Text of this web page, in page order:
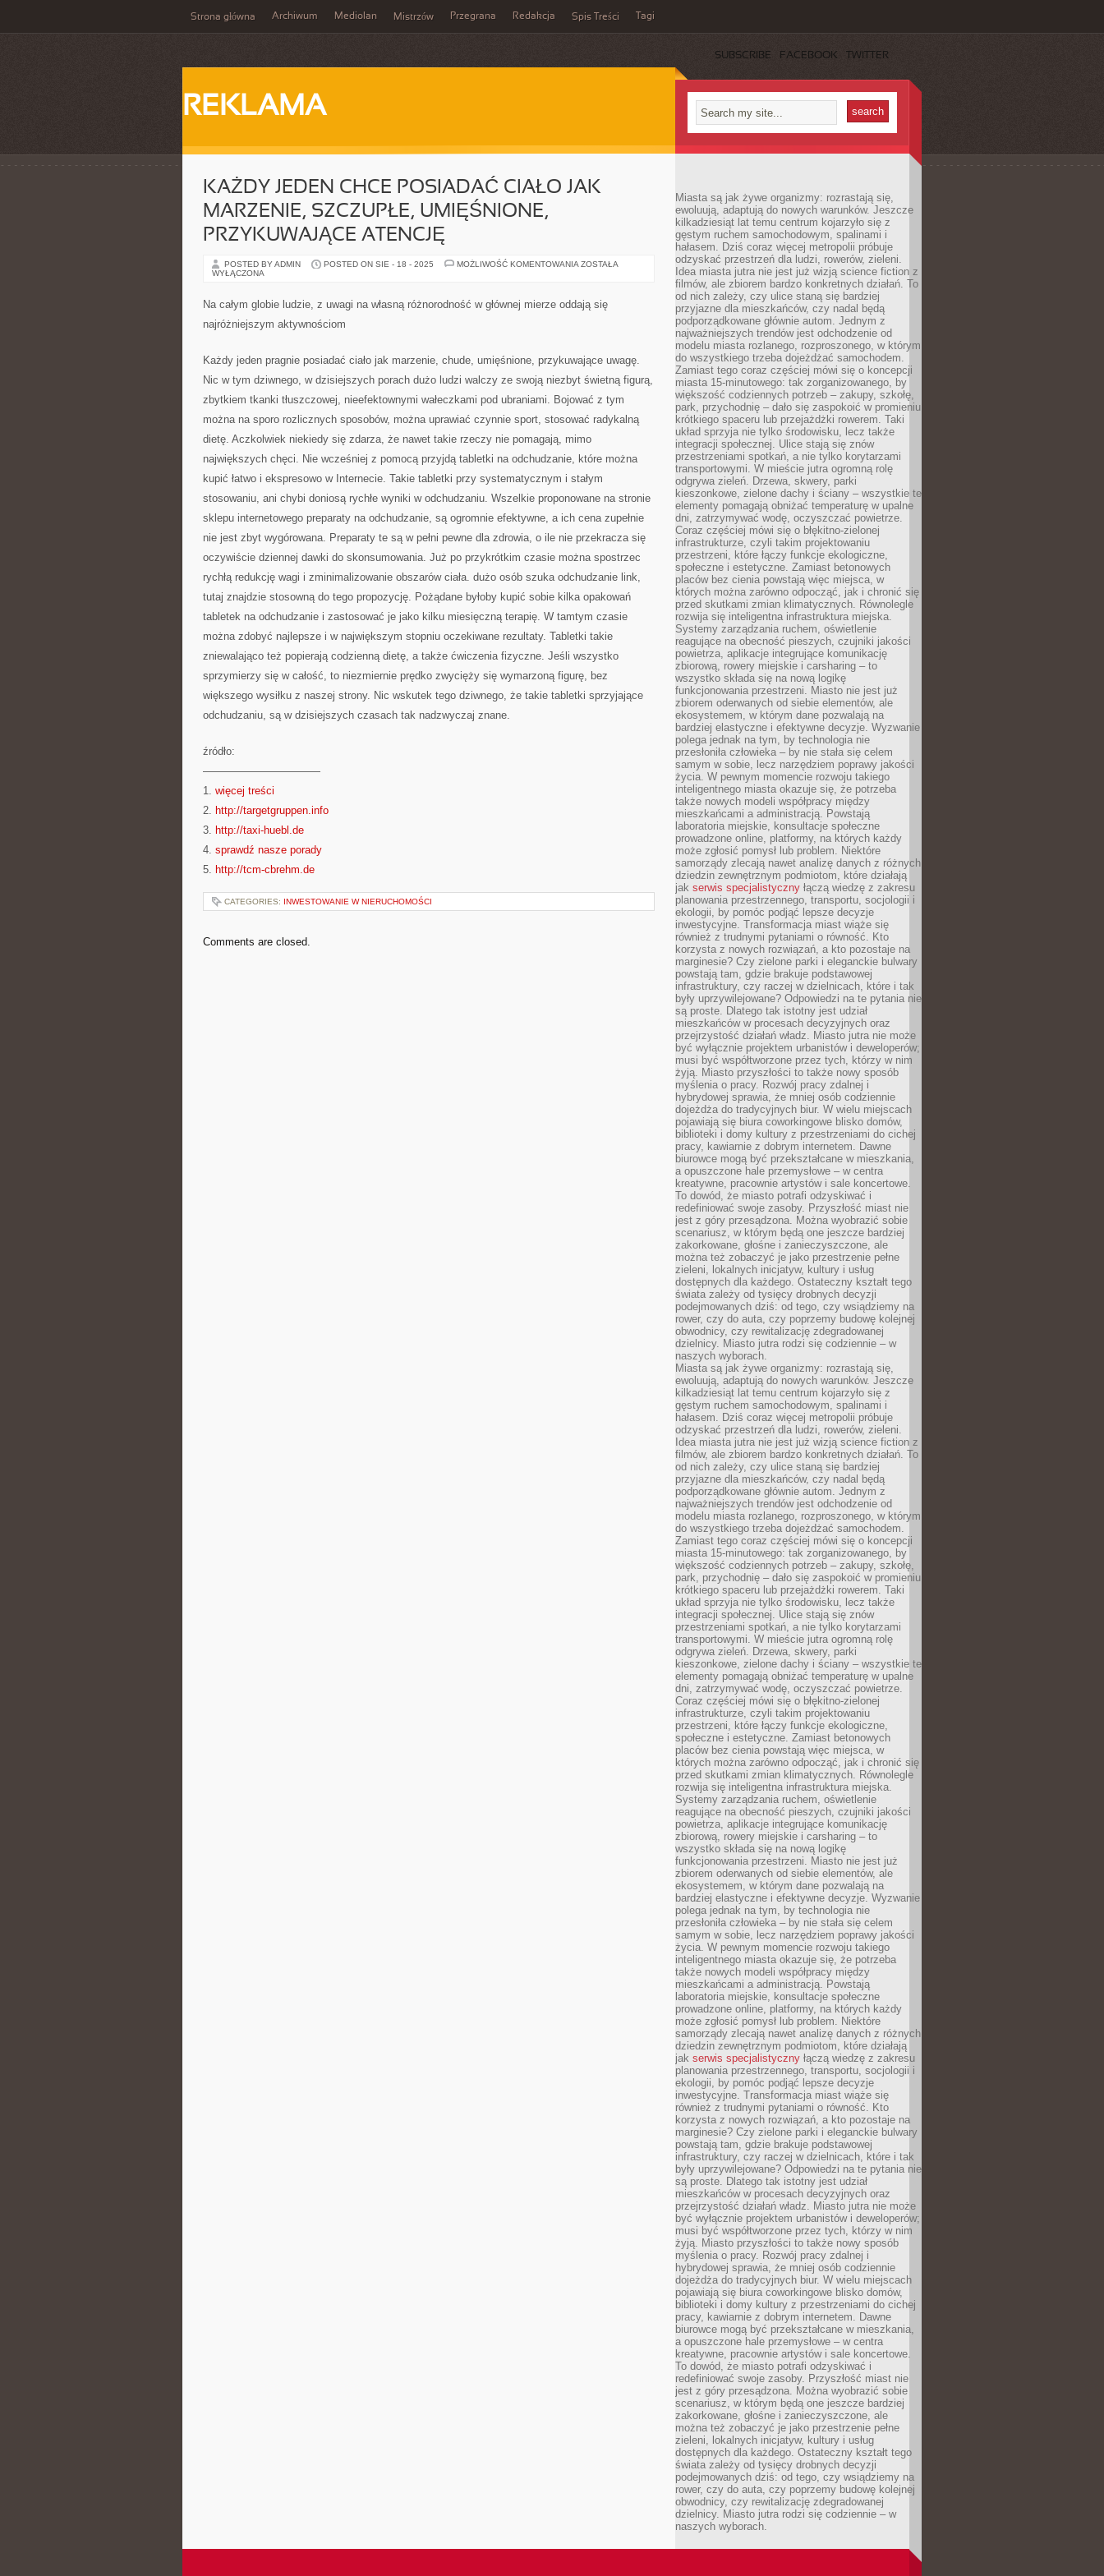
Strona główna Archiwum Mediolan Mistrzów Przegrana Redakcja Spis Treści Tagi
SUBSCRIBE FACEBOOK TWITTER
REKLAMA
KAŻDY JEDEN CHCE POSIADAĆ CIAŁO JAK
MARZENIE, SZCZUPŁE, UMIĘŚNIONE,
PRZYKUWAJĄCE ATENCJĘ
POSTED BY ADMIN POSTED ON SIE - 18 - 2025 MOŻLIWOŚĆ KOMENTOWANIA KAŻDY
CIAŁO
JAK
ZOSTAŁA
WYŁĄCZONA
Na całym globie ludzie, z uwagi na własną różnorodność w głównej mierze oddają się
najróżniejszym aktywnościom
Każdy jeden pragnie posiadać ciało jak marzenie, chude, umięśnione, przykuwające uwagę.
Nic w tym dziwnego, w dzisiejszych porach dużo ludzi walczy ze swoją niezbyt świetną figurą,
zbytkiem tkanki tłuszczowej, nieefektownymi wałeczkami pod ubraniami. Bojować z tym
można na sporo rozlicznych sposobów, można uprawiać czynnie sport, stosować radykalną
dietę. Aczkolwiek niekiedy się zdarza, że nawet takie rzeczy nie pomagają, mimo
największych chęci. Nie wcześniej z pomocą przyjdą tabletki na odchudzanie, które można
kupić łatwo i ekspresowo w Internecie. Takie tabletki przy systematycznym i stałym
stosowaniu, ani chybi doniosą rychłe wyniki w odchudzaniu. Wszelkie proponowane na stronie
sklepu internetowego preparaty na odchudzanie, są ogromnie efektywne, a ich cena zupełnie
nie jest zbyt wygórowana. Preparaty te są w pełni pewne dla zdrowia, o ile nie przekracza się
oczywiście dziennej dawki do skonsumowania. Już po przykrótkim czasie można spostrzec
rychłą redukcję wagi i zminimalizowanie obszarów ciała. dużo osób szuka odchudzanie link,
tutaj znajdzie stosowną do tego propozycję. Pożądane byłoby kupić sobie kilka opakowań
tabletek na odchudzanie i zastosować je jako kilku miesięczną terapię. W tamtym czasie
można zdobyć najlepsze i w największym stopniu oczekiwane rezultaty. Tabletki takie
zniewalająco też popierają codzienną dietę, a także ćwiczenia fizyczne. Jeśli wszystko
sprzymierzy się w całość, to niezmiernie prędko zwycięży się wymarzoną figurę, bez
większego wysiłku z naszej strony. Nic wskutek tego dziwnego, że takie tabletki sprzyjające
odchudzaniu, są w dzisiejszych czasach tak nadzwyczaj znane.
źródło:
———————————
1. więcej treści
2. http://targetgruppen.info
3. http://taxi-huebl.de
4. sprawdź nasze porady
5. http://tcm-cbrehm.de
CATEGORIES: INWESTOWANIE W NIERUCHOMOŚCI
Comments are closed.
Miasta są jak żywe organizmy: rozrastają się,
ewoluują, adaptują do nowych warunków. Jeszcze
kilkadziesiąt lat temu centrum kojarzyło się z
gęstym ruchem samochodowym, spalinami i
hałasem. Dziś coraz więcej metropolii próbuje
odzyskać przestrzeń dla ludzi, rowerów, zieleni.
Idea miasta jutra nie jest już wizją science fiction z
filmów, ale zbiorem bardzo konkretnych działań. To
od nich zależy, czy ulice staną się bardziej
przyjazne dla mieszkańców, czy nadal będą
podporządkowane głównie autom. Jednym z
najważniejszych trendów jest odchodzenie od
modelu miasta rozlanego, rozproszonego, w którym
do wszystkiego trzeba dojeżdżać samochodem.
Zamiast tego coraz częściej mówi się o koncepcji
miasta 15-minutowego: tak zorganizowanego, by
większość codziennych potrzeb – zakupy, szkołę,
park, przychodnię – dało się zaspokoić w promieniu
krótkiego spaceru lub przejażdżki rowerem. Taki
układ sprzyja nie tylko środowisku, lecz także
integracji społecznej. Ulice stają się znów
przestrzeniami spotkań, a nie tylko korytarzami
transportowymi. W mieście jutra ogromną rolę
odgrywa zieleń. Drzewa, skwery, parki
kieszonkowe, zielone dachy i ściany – wszystkie te
elementy pomagają obniżać temperaturę w upalne
dni, zatrzymywać wodę, oczyszczać powietrze.
Coraz częściej mówi się o błękitno-zielonej
infrastrukturze, czyli takim projektowaniu
przestrzeni, które łączy funkcje ekologiczne,
społeczne i estetyczne. Zamiast betonowych
placów bez cienia powstają więc miejsca, w
których można zarówno odpocząć, jak i chronić się
przed skutkami zmian klimatycznych. Równolegle
rozwija się inteligentna infrastruktura miejska.
Systemy zarządzania ruchem, oświetlenie
reagujące na obecność pieszych, czujniki jakości
powietrza, aplikacje integrujące komunikację
zbiorową, rowery miejskie i carsharing – to
wszystko składa się na nową logikę
funkcjonowania przestrzeni. Miasto nie jest już
zbiorem oderwanych od siebie elementów, ale
ekosystemem, w którym dane pozwalają na
bardziej elastyczne i efektywne decyzje. Wyzwanie
polega jednak na tym, by technologia nie
przesłoniła człowieka – by nie stała się celem
samym w sobie, lecz narzędziem poprawy jakości
życia. W pewnym momencie rozwoju takiego
inteligentnego miasta okazuje się, że potrzeba
także nowych modeli współpracy między
mieszkańcami a administracją. Powstają
laboratoria miejskie, konsultacje społeczne
prowadzone online, platformy, na których każdy
może zgłosić pomysł lub problem. Niektóre
samorządy zlecają nawet analizę danych z różnych
dziedzin zewnętrznym podmiotom, które działają
jak serwis specjalistyczny łączą wiedzę z zakresu
planowania przestrzennego, transportu, socjologii i
ekologii, by pomóc podjąć lepsze decyzje
inwestycyjne. Transformacja miast wiąże się
również z trudnymi pytaniami o równość. Kto
korzysta z nowych rozwiązań, a kto pozostaje na
marginesie? Czy zielone parki i eleganckie bulwary
powstają tam, gdzie brakuje podstawowej
infrastruktury, czy raczej w dzielnicach, które i tak
były uprzywilejowane? Odpowiedzi na te pytania nie
są proste. Dlatego tak istotny jest udział
mieszkańców w procesach decyzyjnych oraz
przejrzystość działań władz. Miasto jutra nie może
być wyłącznie projektem urbanistów i deweloperów;
musi być współtworzone przez tych, którzy w nim
żyją. Miasto przyszłości to także nowy sposób
myślenia o pracy. Rozwój pracy zdalnej i
hybrydowej sprawia, że mniej osób codziennie
dojeżdża do tradycyjnych biur. W wielu miejscach
pojawiają się biura coworkingowe blisko domów,
biblioteki i domy kultury z przestrzeniami do cichej
pracy, kawiarnie z dobrym internetem. Dawne
biurowce mogą być przekształcane w mieszkania,
a opuszczone hale przemysłowe – w centra
kreatywne, pracownie artystów i sale koncertowe.
To dowód, że miasto potrafi odzyskiwać i
redefiniować swoje zasoby. Przyszłość miast nie
jest z góry przesądzona. Można wyobrazić sobie
scenariusz, w którym będą one jeszcze bardziej
zakorkowane, głośne i zanieczyszczone, ale
można też zobaczyć je jako przestrzenie pełne
zieleni, lokalnych inicjatyw, kultury i usług
dostępnych dla każdego. Ostateczny kształt tego
świata zależy od tysięcy drobnych decyzji
podejmowanych dziś: od tego, czy wsiądziemy na
rower, czy do auta, czy poprzemy budowę kolejnej
obwodnicy, czy rewitalizację zdegradowanej
dzielnicy. Miasto jutra rodzi się codziennie – w
naszych wyborach.
Miasta są jak żywe organizmy: rozrastają się,
ewoluują, adaptują do nowych warunków. Jeszcze
kilkadziesiąt lat temu centrum kojarzyło się z
gęstym ruchem samochodowym, spalinami i
hałasem. Dziś coraz więcej metropolii próbuje
odzyskać przestrzeń dla ludzi, rowerów, zieleni.
Idea miasta jutra nie jest już wizją science fiction z
filmów, ale zbiorem bardzo konkretnych działań. To
od nich zależy, czy ulice staną się bardziej
przyjazne dla mieszkańców, czy nadal będą
podporządkowane głównie autom. Jednym z
najważniejszych trendów jest odchodzenie od
modelu miasta rozlanego, rozproszonego, w którym
do wszystkiego trzeba dojeżdżać samochodem.
Zamiast tego coraz częściej mówi się o koncepcji
miasta 15-minutowego: tak zorganizowanego, by
większość codziennych potrzeb – zakupy, szkołę,
park, przychodnię – dało się zaspokoić w promieniu
krótkiego spaceru lub przejażdżki rowerem. Taki
układ sprzyja nie tylko środowisku, lecz także
integracji społecznej. Ulice stają się znów
przestrzeniami spotkań, a nie tylko korytarzami
transportowymi. W mieście jutra ogromną rolę
odgrywa zieleń. Drzewa, skwery, parki
kieszonkowe, zielone dachy i ściany – wszystkie te
elementy pomagają obniżać temperaturę w upalne
dni, zatrzymywać wodę, oczyszczać powietrze.
Coraz częściej mówi się o błękitno-zielonej
infrastrukturze, czyli takim projektowaniu
przestrzeni, które łączy funkcje ekologiczne,
społeczne i estetyczne. Zamiast betonowych
placów bez cienia powstają więc miejsca, w
których można zarówno odpocząć, jak i chronić się
przed skutkami zmian klimatycznych. Równolegle
rozwija się inteligentna infrastruktura miejska.
Systemy zarządzania ruchem, oświetlenie
reagujące na obecność pieszych, czujniki jakości
powietrza, aplikacje integrujące komunikację
zbiorową, rowery miejskie i carsharing – to
wszystko składa się na nową logikę
funkcjonowania przestrzeni. Miasto nie jest już
zbiorem oderwanych od siebie elementów, ale
ekosystemem, w którym dane pozwalają na
bardziej elastyczne i efektywne decyzje. Wyzwanie
polega jednak na tym, by technologia nie
przesłoniła człowieka – by nie stała się celem
samym w sobie, lecz narzędziem poprawy jakości
życia. W pewnym momencie rozwoju takiego
inteligentnego miasta okazuje się, że potrzeba
także nowych modeli współpracy między
mieszkańcami a administracją. Powstają
laboratoria miejskie, konsultacje społeczne
prowadzone online, platformy, na których każdy
może zgłosić pomysł lub problem. Niektóre
samorządy zlecają nawet analizę danych z różnych
dziedzin zewnętrznym podmiotom, które działają
jak serwis specjalistyczny łączą wiedzę z zakresu
planowania przestrzennego, transportu, socjologii i
ekologii, by pomóc podjąć lepsze decyzje
inwestycyjne. Transformacja miast wiąże się
również z trudnymi pytaniami o równość. Kto
korzysta z nowych rozwiązań, a kto pozostaje na
marginesie? Czy zielone parki i eleganckie bulwary
powstają tam, gdzie brakuje podstawowej
infrastruktury, czy raczej w dzielnicach, które i tak
były uprzywilejowane? Odpowiedzi na te pytania nie
są proste. Dlatego tak istotny jest udział
mieszkańców w procesach decyzyjnych oraz
przejrzystość działań władz. Miasto jutra nie może
być wyłącznie projektem urbanistów i deweloperów;
musi być współtworzone przez tych, którzy w nim
żyją. Miasto przyszłości to także nowy sposób
myślenia o pracy. Rozwój pracy zdalnej i
hybrydowej sprawia, że mniej osób codziennie
dojeżdża do tradycyjnych biur. W wielu miejscach
pojawiają się biura coworkingowe blisko domów,
biblioteki i domy kultury z przestrzeniami do cichej
pracy, kawiarnie z dobrym internetem. Dawne
biurowce mogą być przekształcane w mieszkania,
a opuszczone hale przemysłowe – w centra
kreatywne, pracownie artystów i sale koncertowe.
To dowód, że miasto potrafi odzyskiwać i
redefiniować swoje zasoby. Przyszłość miast nie
jest z góry przesądzona. Można wyobrazić sobie
scenariusz, w którym będą one jeszcze bardziej
zakorkowane, głośne i zanieczyszczone, ale
można też zobaczyć je jako przestrzenie pełne
zieleni, lokalnych inicjatyw, kultury i usług
dostępnych dla każdego. Ostateczny kształt tego
świata zależy od tysięcy drobnych decyzji
podejmowanych dziś: od tego, czy wsiądziemy na
rower, czy do auta, czy poprzemy budowę kolejnej
obwodnicy, czy rewitalizację zdegradowanej
dzielnicy. Miasto jutra rodzi się codziennie – w
naszych wyborach.